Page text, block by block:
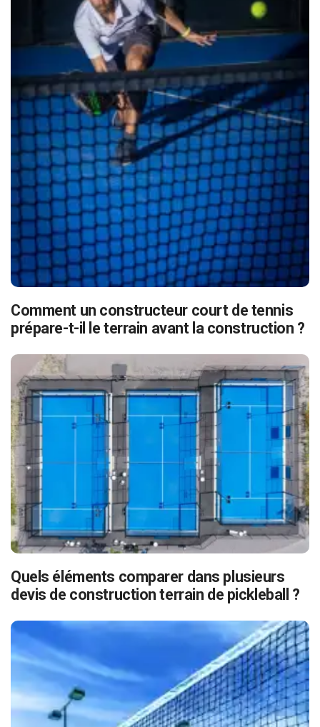
Comment un constructeur court de tennis
prépare-t-il le terrain avant la construction ?
Quels éléments comparer dans plusieurs
devis de construction terrain de pickleball ?